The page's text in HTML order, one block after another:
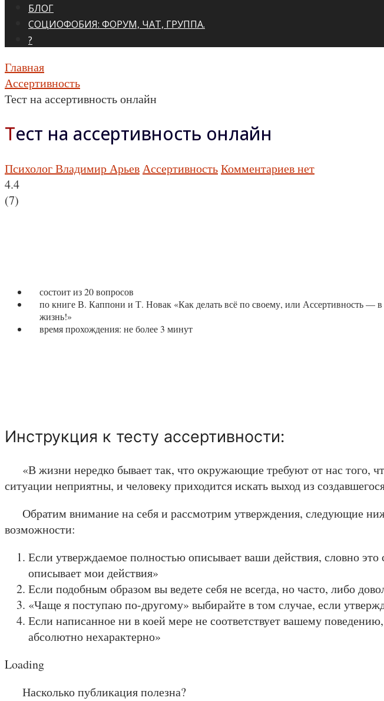
БЛОГ
СОЦИОФОБИЯ: ФОРУМ, ЧАТ, ГРУППА.
?
Главная
Ассертивность
Тест на ассертивность онлайн
Тест на ассертивность онлайн
Психолог Владимир АрьевАссертивностьКомментариев нет
4.4
(7)
состоит из 20 вопросов
по книге В. Каппони и Т. Новак «Как делать всё по своему, или Ассертивность — в
жизнь!»
время прохождения: не более 3 минут
Инструкция к тесту ассертивности:
«В жизни нередко бывает так, что окружающие требуют от нас того,
ситуации неприятны, и человеку приходится искать выход из
Обратим внимание на себя и рассмотрим утверждения, следующие
возможности:
Если утверждаемое полностью описывает ваши действия, словно
описывает мои действия»
Если подобным образом вы ведете себя не всегда, но часто, либо
«Чаще я поступаю по-другому» выбирайте в том случае, если
Если написанное ни в коей мере не соответствует вашему
абсолютно нехарактерно»
Loading
Насколько публикация полезна?